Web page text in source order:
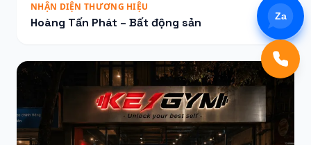
NHẬN DIỆN THƯƠNG HIỆU
Hoàng Tấn Phát – Bất động sản Za